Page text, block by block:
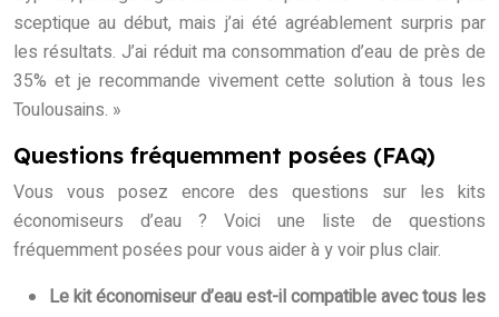
sceptique au début, mais j’ai été agréablement surpris par
les résultats. J’ai réduit ma consommation d’eau de près de
35% et je recommande vivement cette solution à tous les
Toulousains. »
Questions fréquemment posées (FAQ)
Vous vous posez encore des questions sur les kits
économiseurs d’eau ? Voici une liste de questions
fréquemment posées pour vous aider à y voir plus clair.
Le kit économiseur d’eau est-il compatible avec tous les